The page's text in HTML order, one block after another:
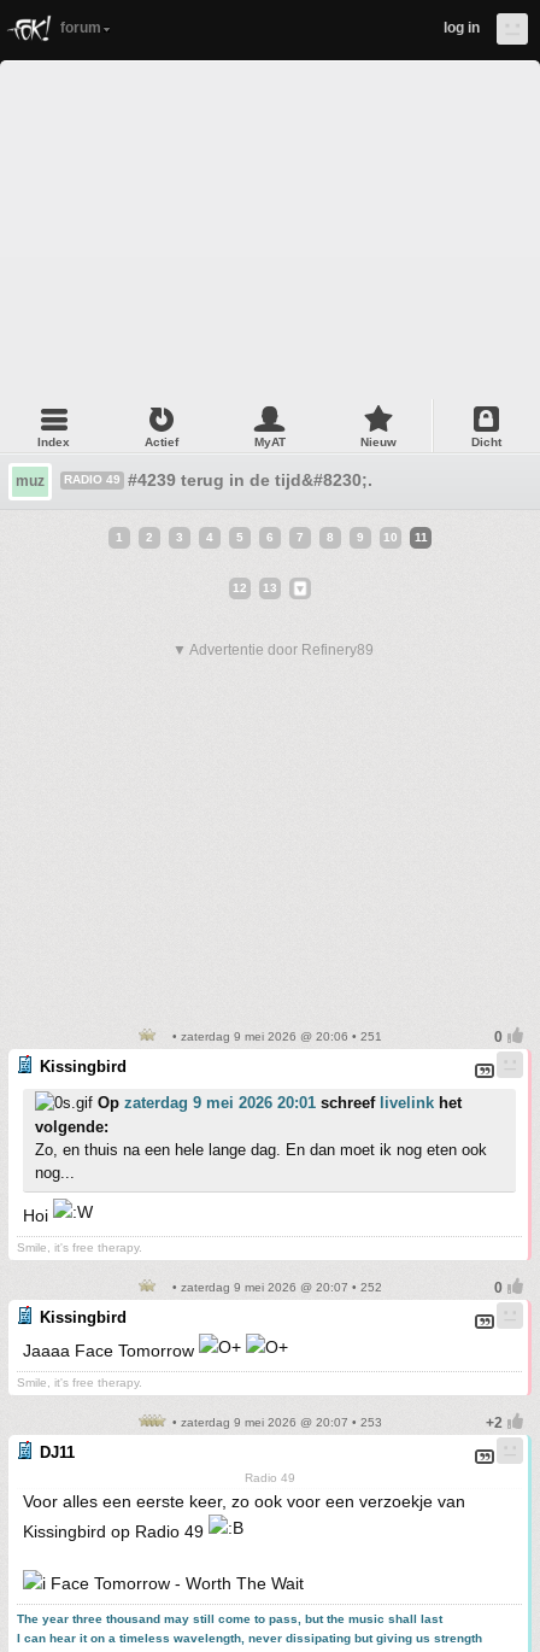
forum log in
Index Actief MyAT Nieuw Dicht
muz RADIO 49 #4239 terug in de tijd&#8230;.
1 2 3 4 5 6 7 8 9 10 11
12 13
▼ Advertentie door Refinery89
• zaterdag 9 mei 2026 @ 20:06 • 251
Kissingbird
Op zaterdag 9 mei 2026 20:01 schreef livelink het
volgende:
Zo, en thuis na een hele lange dag. En dan moet ik nog eten ook
nog...
Hoi
Smile, it's free therapy.
• zaterdag 9 mei 2026 @ 20:07 • 252
Kissingbird
Jaaaa Face Tomorrow
Smile, it's free therapy.
• zaterdag 9 mei 2026 @ 20:07 • 253
DJ11
Radio 49
Voor alles een eerste keer, zo ook voor een verzoekje van
Kissingbird op Radio 49
Face Tomorrow - Worth The Wait
The year three thousand may still come to pass, but the music shall last
I can hear it on a timeless wavelength, never dissipating but giving us strength